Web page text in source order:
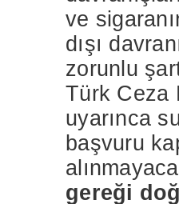
ve
dışı
zorunlu
Türk Ceza
uyarınca
başvuru
gereği